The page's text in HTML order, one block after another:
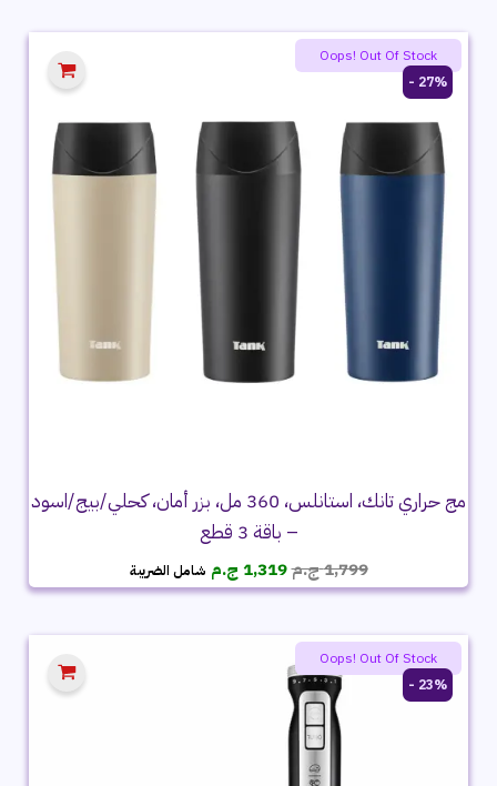
1,199 ج.م.
899 ج.م.
27% -
مج حراري تانك، استانلس، 360 مل، بزر أمان، كحلي/بيج/اسود
– باقة 3 قطع
1,799ج.مالسعر
الأصلي
1,799 ج.م.
1,319 ج.م السعر
الحالي
1,319 ج.م.
شامل الضريبة
Oops! Out Of Stock
23% -
Oops! Out Of Stock